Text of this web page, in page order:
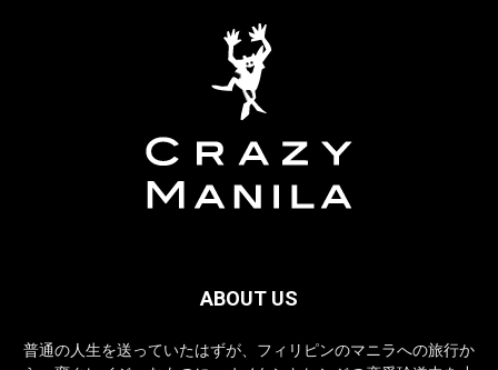
ABOUT US
普通の人生を送っていたはずが、フィリピンのマニラへの旅行か